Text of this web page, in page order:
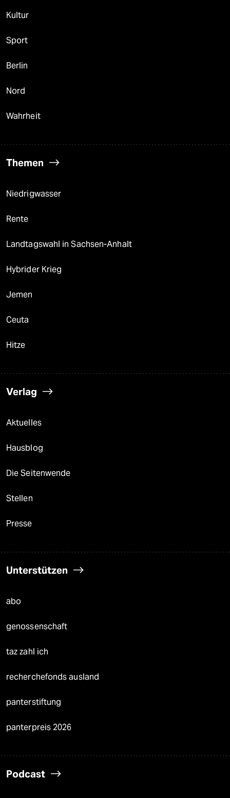
Kultur
Sport
Berlin
Nord
Wahrheit
Themen
Niedrigwasser
Rente
Landtagswahl in Sachsen-Anhalt
Hybrider Krieg
Jemen
Ceuta
Hitze
Verlag
Aktuelles
Hausblog
Die Seitenwende
Stellen
Presse
Unterstützen
abo
genossenschaft
taz zahl ich
recherchefonds ausland
panterstiftung
panterpreis 2026
Podcast